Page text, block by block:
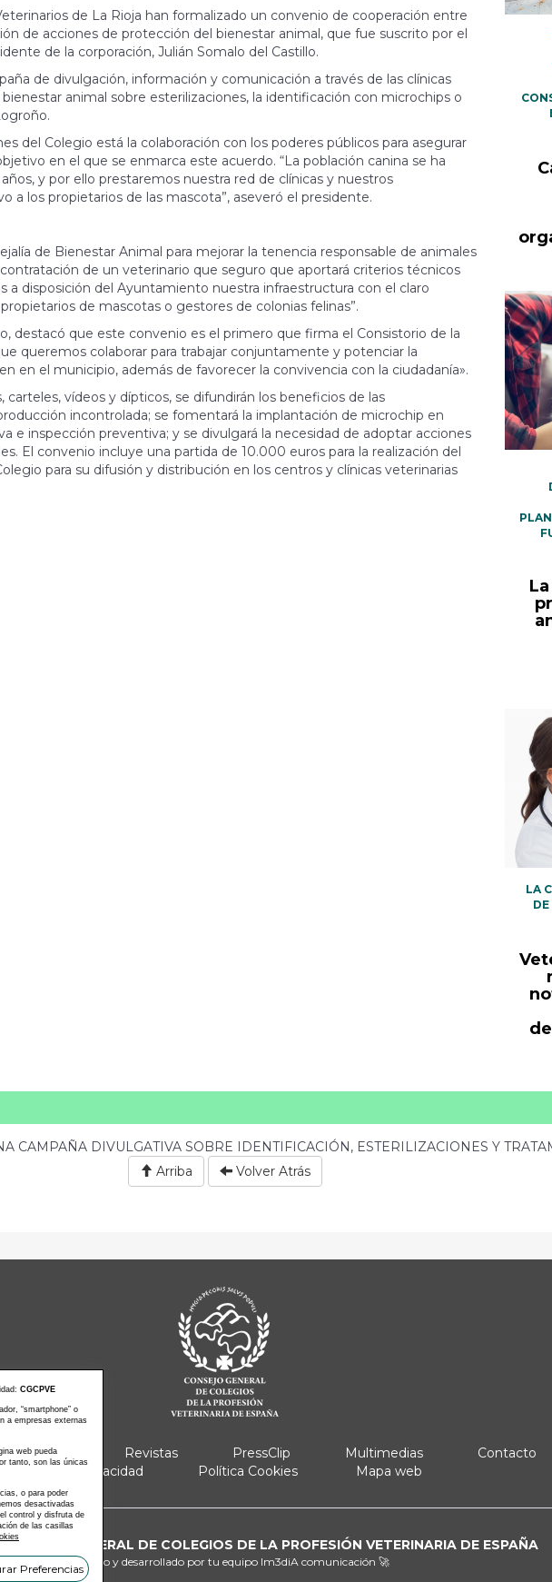
de La Rioja han formalizado un convenio de cooperación entre
de acciones de protección del bienestar animal, que fue suscrito por el
de la corporación, Julián Somalo del Castillo.
de divulgación, información y comunicación a través de las clínicas
animal sobre esterilizaciones, la identificación con microchips o
del Colegio está la colaboración con los poderes públicos para asegurar
en el que se enmarca este acuerdo. “La población canina se ha
y por ello prestaremos nuestra red de clínicas y nuestros
a los propietarios de las mascota”, aseveró el presidente.
de Bienestar Animal para mejorar la tenencia responsable de animales
de un veterinario que seguro que aportará criterios técnicos
a disposición del Ayuntamiento nuestra infraestructura con el claro
de mascotas o gestores de colonias felinas”.
destacó que este convenio es el primero que firma el Consistorio de la
queremos colaborar para trabajar conjuntamente y potenciar la
en el municipio, además de favorecer la convivencia con la ciudadanía».
vídeos y dípticos, se difundirán los beneficios de las
incontrolada; se fomentará la implantación de microchip en
e inspección preventiva; y se divulgará la necesidad de adoptar acciones
El convenio incluye una partida de 10.000 euros para la realización del
para su difusión y distribución en los centros y clínicas veterinarias
LA
CAMPAÑA DIVULGATIVA SOBRE IDENTIFICACIÓN, ESTERILIZACIONES Y
Arriba
Volver Atrás
de Actos Revistas PressClip Multimedias Contacto
Política Privacidad
Política Cookies Mapa web
GENERAL DE COLEGIOS DE LA PROFESIÓN VETERINARIA DE ESPAÑA
Diseñado y desarrollado por tu equipo Im3diA comunicación 🚀
CGCPVE
“smartphone” o
a empresas externas
web pueda
tanto, son las únicas
o para poder
desactivadas
control y disfruta de
de las casillas
Preferencias